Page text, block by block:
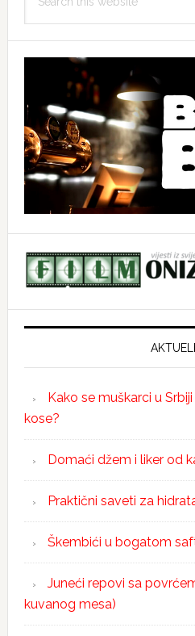
this
Kako se muškarci u
kose?
Domaći džem i liker od
Praktični saveti za
Škembići u bogatom
Juneći repovi sa
kuvanog mesa)